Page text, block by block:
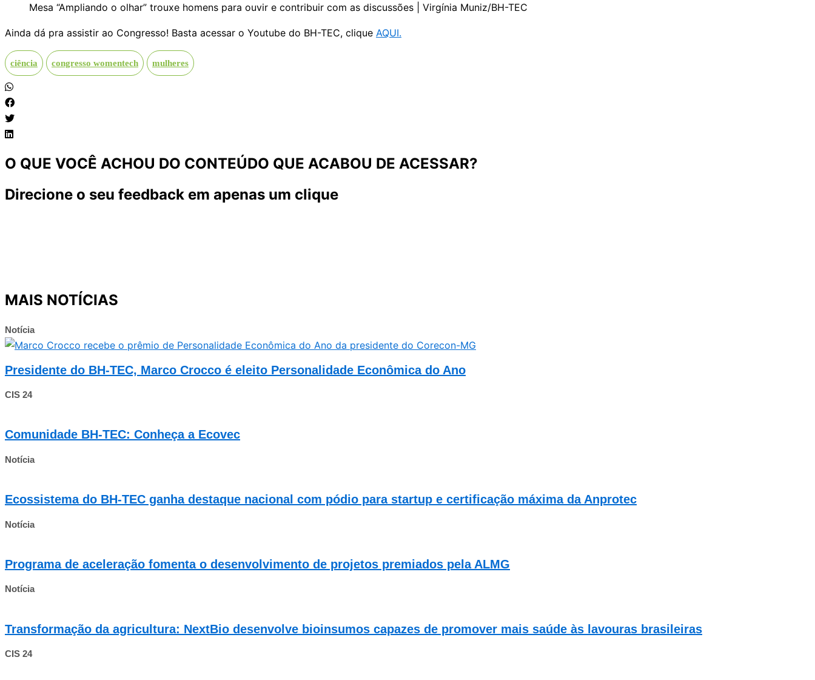
Mesa “Ampliando o olhar” trouxe homens para ouvir e contribuir com as discussões | Virgínia Muniz/BH-TEC
Ainda dá pra assistir ao Congresso! Basta acessar o Youtube do BH-TEC, clique AQUI.
ciência congresso womentech mulheres
O QUE VOCÊ ACHOU DO CONTEÚDO QUE ACABOU DE ACESSAR?
Direcione o seu feedback em apenas um clique
MAIS NOTÍCIAS
Notícia
Presidente do BH-TEC, Marco Crocco é eleito Personalidade Econômica do Ano
CIS 24
Comunidade BH-TEC: Conheça a Ecovec
Notícia
Ecossistema do BH-TEC ganha destaque nacional com pódio para startup e certificação máxima da Anprotec
Notícia
Programa de aceleração fomenta o desenvolvimento de projetos premiados pela ALMG
Notícia
Transformação da agricultura: NextBio desenvolve bioinsumos capazes de promover mais saúde às lavouras brasileiras
CIS 24